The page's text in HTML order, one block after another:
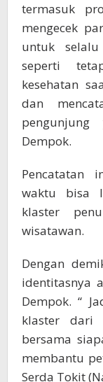
termasuk
mengecek
untuk
seperti
kesehatan
dan
Dempok.
Pencatatan
waktu bisa
klaster
wisatawan.
Dengan
identitasnya
Dempok. “
klaster dari
bersama
membantu
Serda Tokit